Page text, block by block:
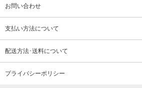
お問い合わせ
支払い方法について
配送方法･送料について
プライバシーポリシー